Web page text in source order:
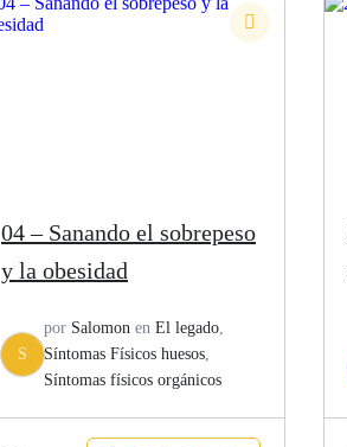
04 – Sanando el sobrepeso
y la obesidad
S
por Salomon en El legado,
Síntomas Físicos huesos,
Síntomas físicos orgánicos